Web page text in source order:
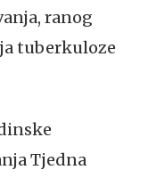
ranog
tuberkuloze
Tjedna